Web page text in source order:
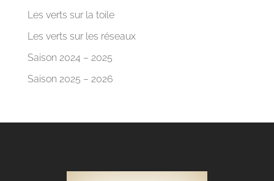
Les verts sur la toile
Les verts sur les réseaux
Saison 2024 – 2025
Saison 2025 – 2026